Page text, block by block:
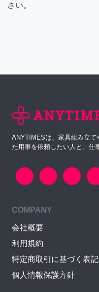
さい。
ANYTIMESは、家具組み立て
た用事を依頼したい人と、仕
COMPANY
会社概要
利用規約
特定商取引に基づく表記
個人情報保護方針